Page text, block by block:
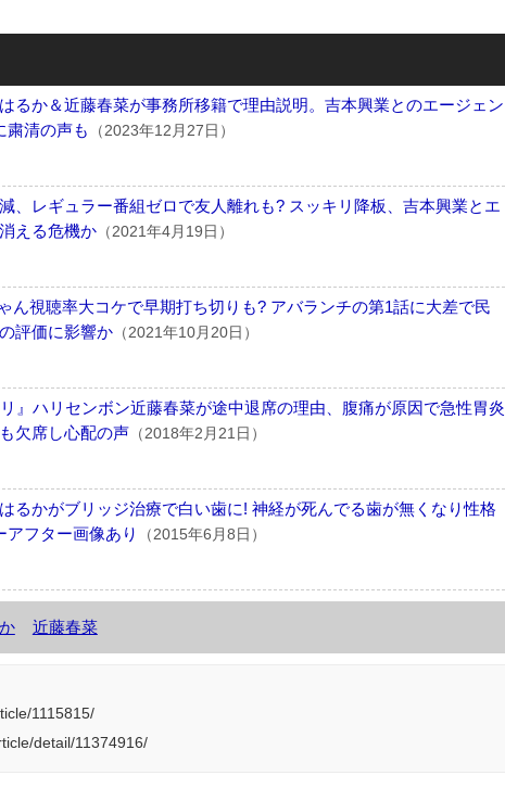
るか＆近藤春菜が事務所移籍で理由説明。吉本興業とのエージェン
粛清の声も
（2023年12月27日）
、レギュラー番組ゼロで友人離れも? スッキリ降板、吉本興業とエ
える危機か （2021年4月19日）
ん視聴率大コケで早期打ち切りも? アバランチの第1話に大差で民
評価に影響か （2021年10月20日）
』ハリセンボン近藤春菜が途中退席の理由、腹痛が原因で急性胃炎
欠席し心配の声 （2018年2月21日）
るかがブリッジ治療で白い歯に! 神経が死んでる歯が無くなり性格
アフター画像あり
（2015年6月8日）
近藤春菜
1115815/
detail/11374916/